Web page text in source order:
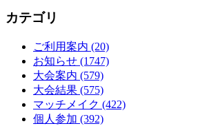
カテゴリ
ご利用案内 (20)
お知らせ (1747)
大会案内 (579)
大会結果 (575)
マッチメイク (422)
個人参加 (392)